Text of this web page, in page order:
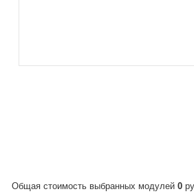
Общая стоимость выбранных модулей 0